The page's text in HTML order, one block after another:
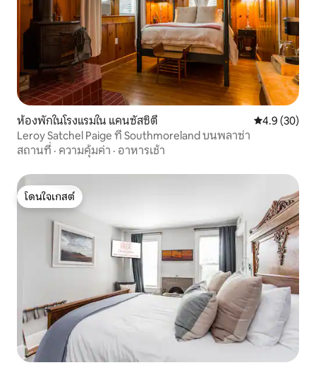
ห้องพักในโรงแรมใน แคนซัสซิตี คะแนนเฉลี่ย
4.9 (30)
Leroy Satchel Paige ที่ Southmoreland บนพลาซ่า
สถานที่ · ความคุ้มค่า · อาหารเช้า
โดนใจเกสต์
โดนใจเกสต์